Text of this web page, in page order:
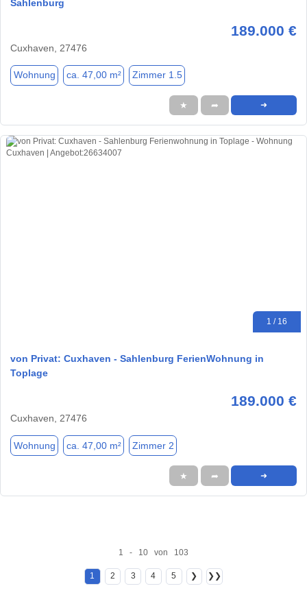
Sahlenburg
189.000 €
Cuxhaven, 27476
Wohnung ca. 47,00 m² Zimmer 1.5
★ ➦ ➜
1 / 16
von Privat: Cuxhaven - Sahlenburg FerienWohnung in
Toplage
189.000 €
Cuxhaven, 27476
Wohnung ca. 47,00 m² Zimmer 2
★ ➦ ➜
1 - 10 von 103
1 2 3 4 5 ❯ ❯❯